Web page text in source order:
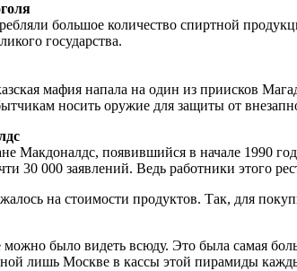
большое количество спиртной
государства.
мафия напала на один из приисков
носить оружие для защиты от
Макдоналдс, появившийся в начале 1990
30 000 заявлений. Ведь работники этого
на стоимости продуктов. Так, для
было видеть всюду. Это была самая
лишь Москве в кассы этой пирамиды